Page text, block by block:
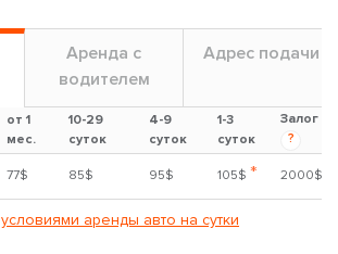
Аренда с
водителем
Адрес подачи
от 1
мес.
10-29
суток
4-9
суток
1-3
суток
Залог
?
77$ 85$ 95$ 105$ * 2000$
условиями аренды авто на сутки